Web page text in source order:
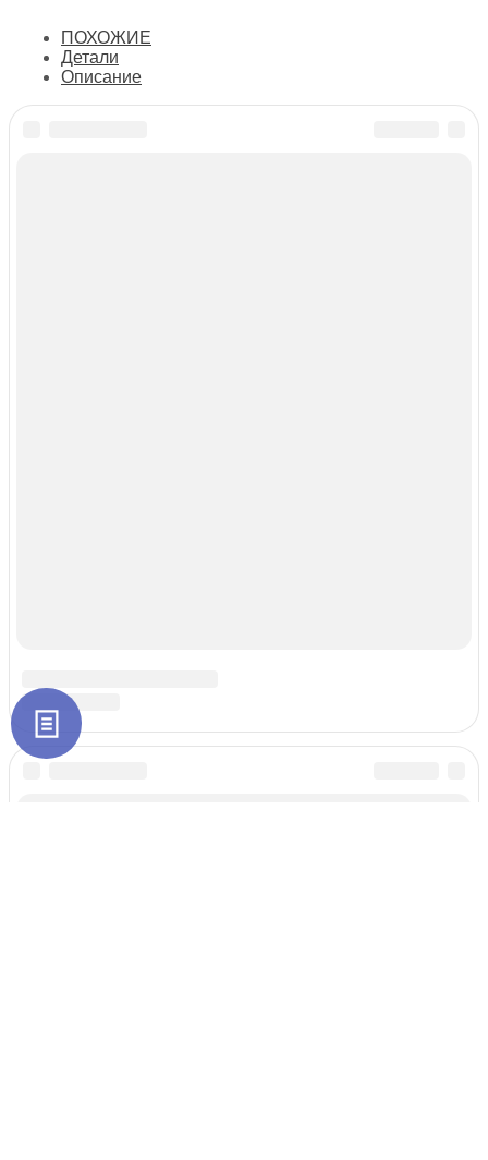
номерам
ПОХОЖИЕ
Детали
Описание